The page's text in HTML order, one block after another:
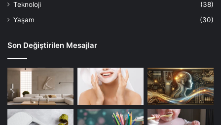
Teknoloji
(38)
Yaşam
(30)
Son Değiştirilen Mesajlar